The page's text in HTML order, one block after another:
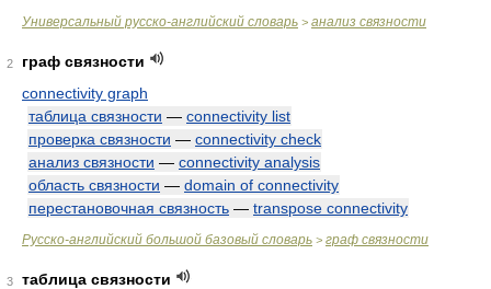
Универсальный русско-английский словарь > анализ связности
2
граф связности
connectivity graph
таблица связности — connectivity list
проверка связности — connectivity check
анализ связности — connectivity analysis
область связности — domain of connectivity
перестановочная связность — transpose connectivity
Русско-английский большой базовый словарь > граф связности
3
таблица связности